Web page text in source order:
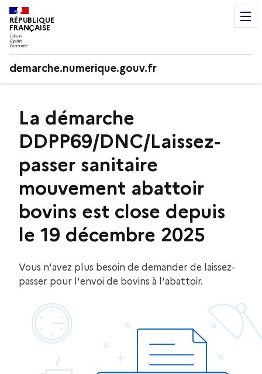
RÉPUBLIQUE
FRANÇAISE
demarche.numerique.gouv.fr
La démarche
DDPP69/DNC/Laissez-
passer sanitaire
mouvement abattoir
bovins est close depuis
le 19 décembre 2025
Vous n'avez plus besoin de demander de laissez-
passer pour l'envoi de bovins à l'abattoir.